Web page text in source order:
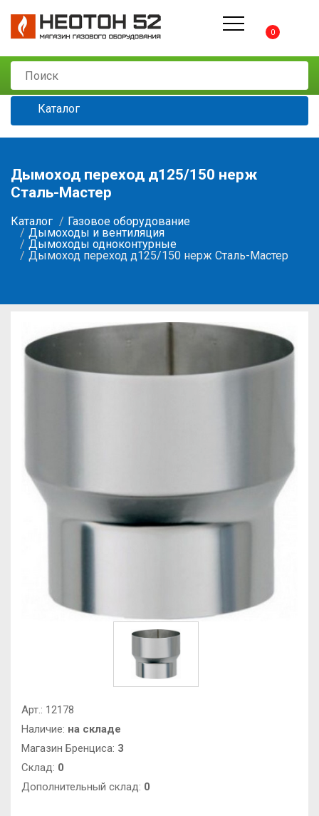
0
Каталог
Дымоход переход д125/150 нерж
Сталь-Мастер
Каталог
Газовое оборудование
Дымоходы и вентиляция
Дымоходы одноконтурные
Дымоход переход д125/150 нерж Сталь-Мастер
Арт.: 12178
Наличие: на складе
Магазин Бренциса: 3
Cклад: 0
Дополнительный склад: 0